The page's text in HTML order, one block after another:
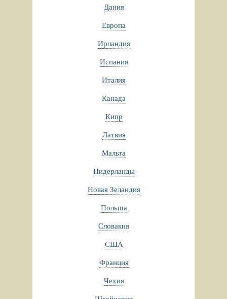
Дания
Европа
Ирландия
Испания
Италия
Канада
Кипр
Латвия
Мальта
Нидерланды
Новая Зеландия
Польша
Словакия
США
Франция
Чехия